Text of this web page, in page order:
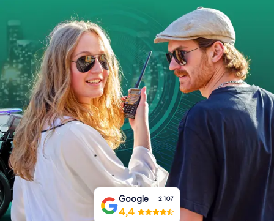
INT AT CH
DE
ES
FR UK
IE
IT
NL
Boek tickets
Koop cadeaubonnen
Google 2.107
4,4